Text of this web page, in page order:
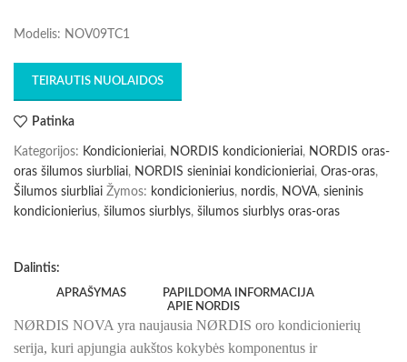
Modelis: NOV09TC1
TEIRAUTIS NUOLAIDOS
Patinka
Kategorijos: Kondicionieriai, NORDIS kondicionieriai, NORDIS oras-
oras šilumos siurbliai, NORDIS sieniniai kondicionieriai, Oras-oras,
Šilumos siurbliai Žymos: kondicionierius, nordis, NOVA, sieninis
kondicionierius, šilumos siurblys, šilumos siurblys oras-oras
Dalintis:
APRAŠYMAS
PAPILDOMA INFORMACIJA
APIE NORDIS
NØRDIS NOVA yra naujausia NØRDIS oro kondicionierių
serija, kuri apjungia aukštos kokybės komponentus ir